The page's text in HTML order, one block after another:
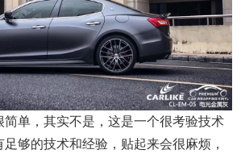
简单，其实不是，这是一个很考验技术
够的技术和经验，贴起来会很麻烦，